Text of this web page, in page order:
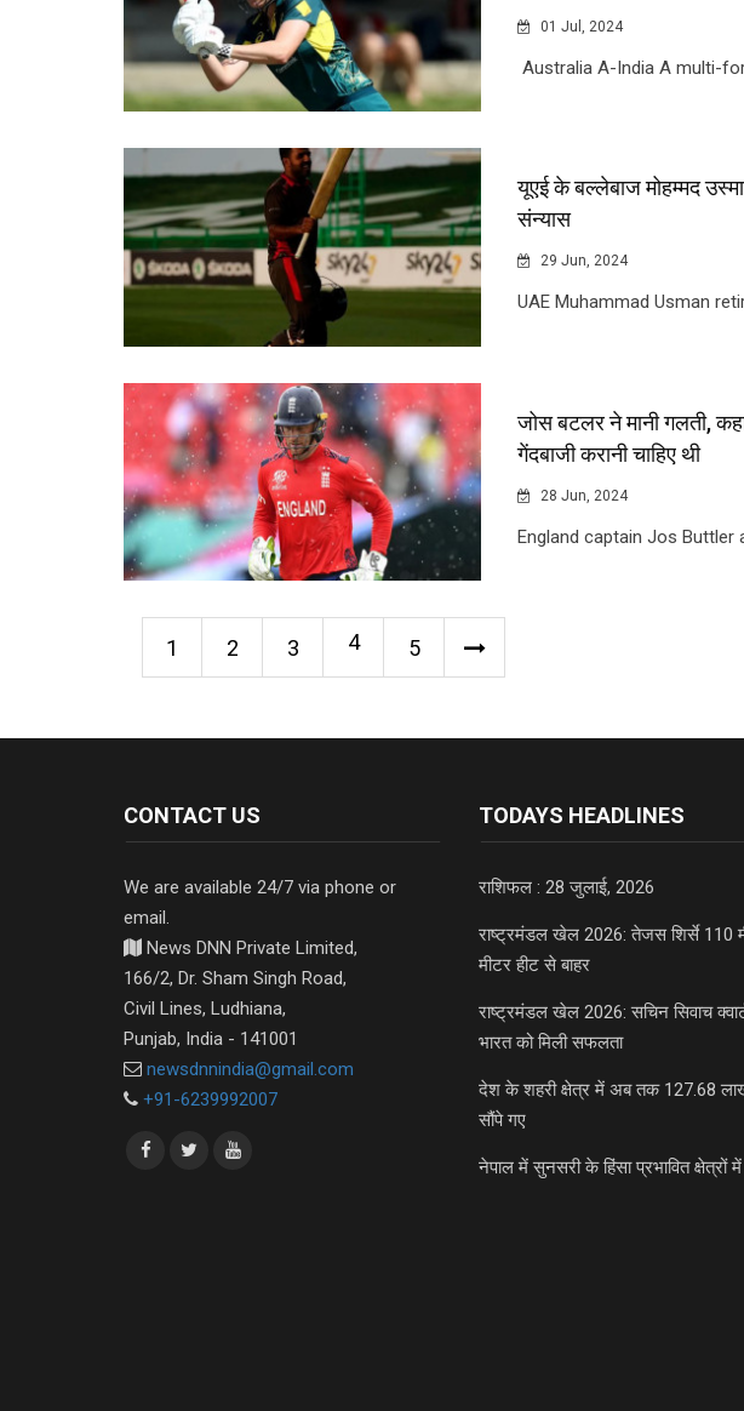
01 Jul, 2024
Australia A-India A multi-
यूएई के बल्लेबाज मोहम्मद
संन्यास
29 Jun, 2024
UAE Muhammad Usman
जोस बटलर ने मानी गलती,
गेंदबाजी करानी चाहिए थी
28 Jun, 2024
England captain Jos
1 2 3 4 5
CONTACT US
We are available 24/7 via phone or
email.
News DNN Private Limited,
166/2, Dr. Sham Singh Road,
Civil Lines, Ludhiana,
Punjab, India - 141001
newsdnnindia@gmail.com
+91-6239992007
TODAYS HEADLINES
राशिफल : 28 जुलाई, 2026
राष्ट्रमंडल खेल 2026: तेजस शिर्से 110
मीटर हीट से बाहर
राष्ट्रमंडल खेल 2026: सचिन सिवाच
भारत को मिली सफलता
देश के शहरी क्षेत्र में अब तक 127.68
सौंपे गए
नेपाल में सुनसरी के हिंसा प्रभावित क्षेत्रों